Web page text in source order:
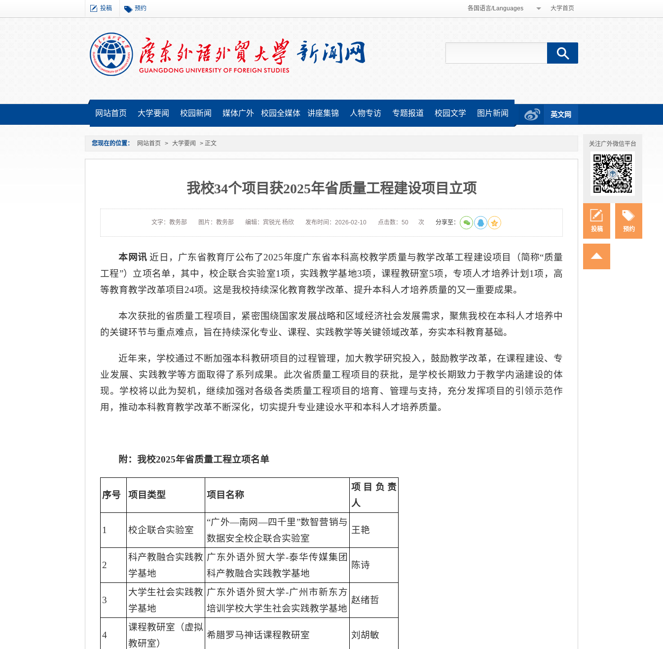
大学首页
各国语言/Languages
投稿 预约
网站首页 大学要闻 校园新闻 媒体广外 校园全媒体 讲座集锦 人物专访 专题报道 校园文学 图片新闻 英文网
关注广外微信平台
投稿 预约
您现在的位置： 网站首页 > 大学要闻 > 正文
我校34个项目获2025年省质量工程建设项目立项
文字：教务部 图片：教务部 编辑：宾锐光 杨欣 发布时间：2026-02-10 点击数： 50 次 分享至：
本网讯 近日，广东省教育厅公布了2025年度广东省本科高校教学质量与教学改革工程建设项目（简称“质量
工程”）立项名单，其中，校企联合实验室1项，实践教学基地3项，课程教研室5项，专项人才培养计划1项，高
等教育教学改革项目24项。这是我校持续深化教育教学改革、提升本科人才培养质量的又一重要成果。
本次获批的省质量工程项目，紧密围绕国家发展战略和区域经济社会发展需求，聚焦我校在本科人才培养中
的关键环节与重点难点，旨在持续深化专业、课程、实践教学等关键领域改革，夯实本科教育基础。
近年来，学校通过不断加强本科教研项目的过程管理，加大教学研究投入，鼓励教学改革，在课程建设、专
业发展、实践教学等方面取得了系列成果。此次省质量工程项目的获批，是学校长期致力于教学内涵建设的体
现。学校将以此为契机，继续加强对各级各类质量工程项目的培育、管理与支持，充分发挥项目的引领示范作
用，推动本科教育教学改革不断深化，切实提升专业建设水平和本科人才培养质量。
附：我校2025年省质量工程立项名单
序号 项目类型 项目名称
项目负责
人
1 校企联合实验室
“广外—南网—四千里”数智营销与
数据安全校企联合实验室
王艳
2
科产教融合实践教
学基地
广东外语外贸大学-泰华传媒集团
科产教融合实践教学基地
陈诗
3
大学生社会实践教
学基地
广东外语外贸大学-广州市新东方
培训学校大学生社会实践教学基地
赵绪哲
4
课程教研室（虚拟
教研室）
希腊罗马神话课程教研室 刘胡敏